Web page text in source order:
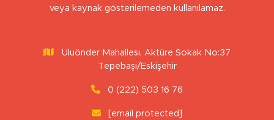
veya kaynak gösterilemeden kullanılamaz.
Uluönder Mahallesi, Aktüre Sokak No:37
Tepebaşı/Eskişehir
0 (222) 503 16 76
[email protected]